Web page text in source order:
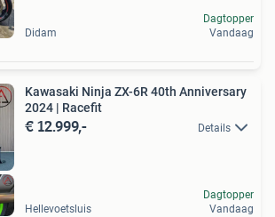
Didam
Dagtopper
Vandaag
Kawasaki Ninja ZX-6R 40th Anniversary
2024 | Racefit
€ 12.999,- Details
Hellevoetsluis
Dagtopper
Vandaag